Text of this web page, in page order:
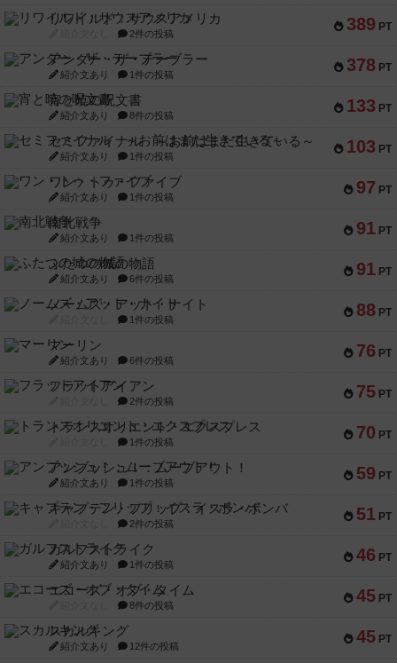
389 PT
リワイルド：サウスアメリカ
2件の投稿
378 PT
アンダー・ザ・テーブラー
紹介文あり 1件の投稿
133 PT
宵と暁の呪文書
紹介文あり 8件の投稿
103 PT
セミファイナル ～お前はまだ生きている～
紹介文あり 1件の投稿
97 PT
ワン・トゥ・ファイブ
紹介文あり 1件の投稿
91 PT
南北戦争
紹介文あり 1件の投稿
91 PT
ふたつの城の物語
紹介文あり 6件の投稿
88 PT
ノームズ・アット・ナイト
1件の投稿
76 PT
マーリン
紹介文あり 6件の投稿
75 PT
フラットアイアン
2件の投稿
70 PT
トランスオリエント・エクスプレス
1件の投稿
59 PT
アンブッシュ！：ムーブアウト！
紹介文あり 1件の投稿
51 PT
キャプテン・フリップ：イスラ・ボンバ
2件の投稿
46 PT
ガルフストライク
紹介文あり 1件の投稿
45 PT
エコーズ・オブ・タイム
8件の投稿
45 PT
スカルキング
紹介文あり 12件の投稿